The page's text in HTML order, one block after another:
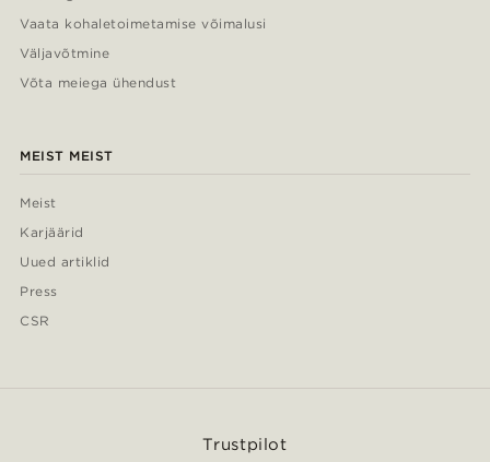
Vaata kohaletoimetamise võimalusi
Väljavõtmine
Võta meiega ühendust
MEIST MEIST
Meist
Karjäärid
Uued artiklid
Press
CSR
Trustpilot